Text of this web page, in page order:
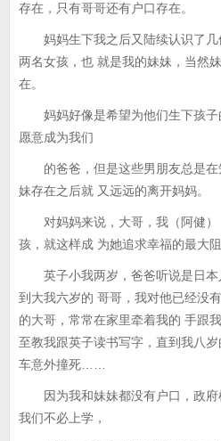
存在，只有哥哥还有户口存在。
妈妈生下我之后又陆续认识了几
两名女孩，也 就是我的妹妹，当然
在。
妈妈好像是希望为他们生下孩子
愿意成为我们
的爸爸，但是这些男朋友总是在
妹存在之后就 又远远的离开妈妈。
对妈妈来说，大哥，我（阿健）
孩，就这样成 为她追求幸福的最大
英子小我两岁，爸爸听说是日本
到大我六岁的 哥哥，我对他已经没
的大哥，常常在家里牵着我的 手跟
至教我跟英子读书写字，直到我八
车意外撞死……
因为我和妹妹都没有户口，政府
我们不必上学，